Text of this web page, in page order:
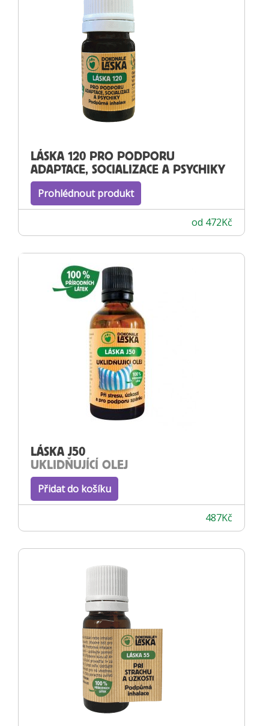
LÁSKA 120 PRO PODPORU
ADAPTACE, SOCIALIZACE A PSYCHIKY
Prohlédnout produkt
od 472Kč
LÁSKA J50
UKLIDŇUJÍCÍ OLEJ
Přidat do košíku
487Kč